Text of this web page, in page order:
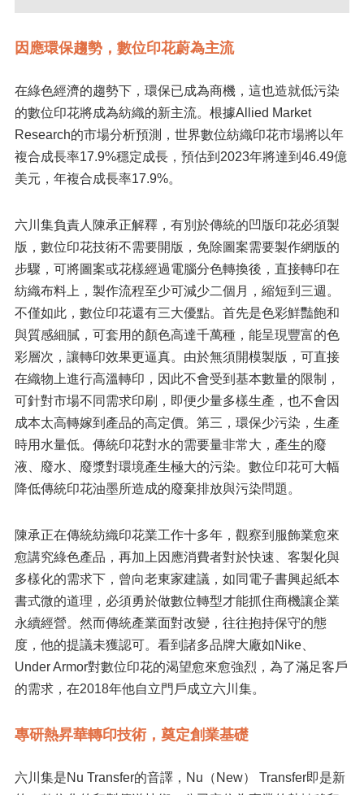
因應環保趨勢，數位印花蔚為主流
在綠色經濟的趨勢下，環保已成為商機，這也造就低污染
的數位印花將成為紡織的新主流。根據Allied Market
Research的市場分析預測，世界數位紡織印花市場將以年
複合成長率17.9%穩定成長，預估到2023年將達到46.49億
美元，年複合成長率17.9%。
六川集負責人陳承正解釋，有別於傳統的凹版印花必須製
版，數位印花技術不需要開版，免除圖案需要製作網版的
步驟，可將圖案或花樣經過電腦分色轉換後，直接轉印在
紡織布料上，製作流程至少可減少二個月，縮短到三週。
不僅如此，數位印花還有三大優點。首先是色彩鮮豔飽和
與質感細膩，可套用的顏色高達千萬種，能呈現豐富的色
彩層次，讓轉印效果更逼真。由於無須開模製版，可直接
在織物上進行高溫轉印，因此不會受到基本數量的限制，
可針對市場不同需求印刷，即便少量多樣生產，也不會因
成本太高轉嫁到產品的高定價。第三，環保少污染，生產
時用水量低。傳統印花對水的需要量非常大，產生的廢
液、廢水、廢漿對環境產生極大的污染。數位印花可大幅
降低傳統印花油墨所造成的廢棄排放與污染問題。
陳承正在傳統紡織印花業工作十多年，觀察到服飾業愈來
愈講究綠色產品，再加上因應消費者對於快速、客製化與
多樣化的需求下，曾向老東家建議，如同電子書興起紙本
書式微的道理，必須勇於做數位轉型才能抓住商機讓企業
永續經營。然而傳統產業面對改變，往往抱持保守的態
度，他的提議未獲認可。看到諸多品牌大廠如Nike、
Under Armor對數位印花的渴望愈來愈強烈，為了滿足客戶
的需求，在2018年他自立門戶成立六川集。
專研熱昇華轉印技術，奠定創業基礎
六川集是Nu Transfer的音譯，Nu（New） Transfer即是新